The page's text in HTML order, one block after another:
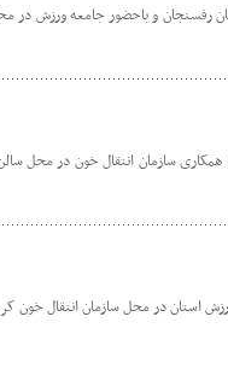
و باحضور جامعه ورزش در